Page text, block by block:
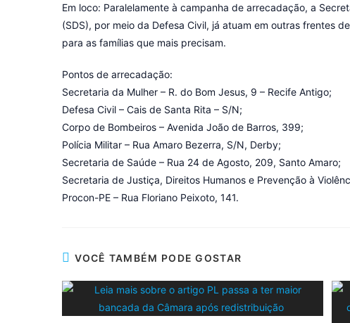
Em loco: Paralelamente à campanha de arrecadação, a
(SDS), por meio da Defesa Civil, já atuam em outras frentes
para as famílias que mais precisam.
Pontos de arrecadação:
Secretaria da Mulher – R. do Bom Jesus, 9 – Recife Antigo;
Defesa Civil – Cais de Santa Rita – S/N;
Corpo de Bombeiros – Avenida João de Barros, 399;
Polícia Militar – Rua Amaro Bezerra, S/N, Derby;
Secretaria de Saúde – Rua 24 de Agosto, 209, Santo Amaro;
Secretaria de Justiça, Direitos Humanos e Prevenção à
Procon-PE – Rua Floriano Peixoto, 141.
VOCÊ TAMBÉM PODE GOSTAR